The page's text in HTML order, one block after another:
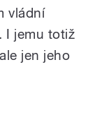
vládní
I jemu totiž
jen jeho